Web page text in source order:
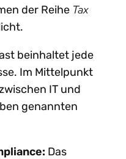
der Reihe Tax
beinhaltet jede
Im Mittelpunkt
IT und
genannten
Das